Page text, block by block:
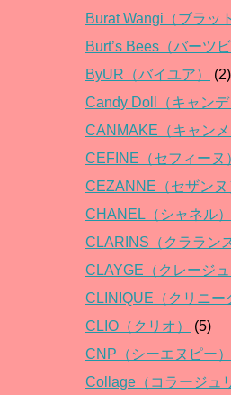
Burat Wangi（ブラッ
Burt’s Bees（バーツビ
ByUR（バイユア）
(2)
Candy Doll（キャンデ
CANMAKE（キャンメ
CEFINE（セフィーヌ
CEZANNE（セザンヌ
CHANEL（シャネル）
CLARINS（クラランス
CLAYGE（クレージュ
CLINIQUE（クリニー
CLIO（クリオ）
(5)
CNP（シーエヌピー）
Collage（コラージュ